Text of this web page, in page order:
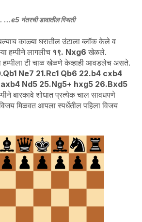
...e5 नंतरची डावातील स्थिती
काळ्या घरातील उंटाला ब्लॉक केले व
हम्पीने लागलीच १९. Nxg6 खेळले.
हम्पीला टी चाळ खेळणे केव्हाही आवडलेच असते.
Ne7 21.Rc1 Qb6 22.b4 cxb4
Nd5 25.Ng5+ hxg5 26.Bxd5
बारकावे शोधात प्रत्येक चाल सावधपणे
मिळवत आपला स्पर्धेतील पहिला विजय